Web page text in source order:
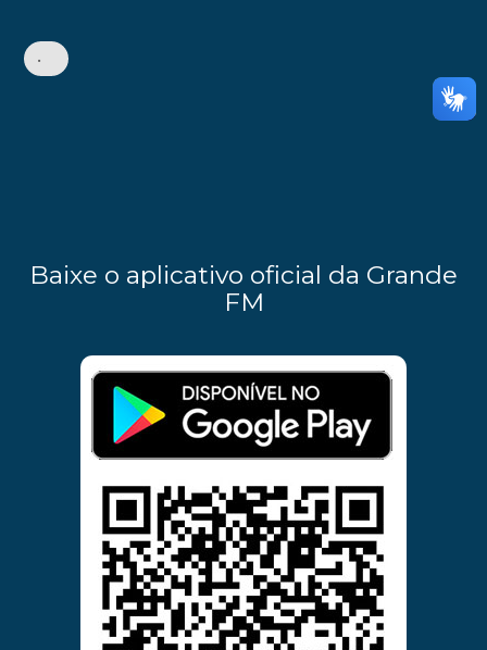
•
Baixe o aplicativo oficial da Grande
FM